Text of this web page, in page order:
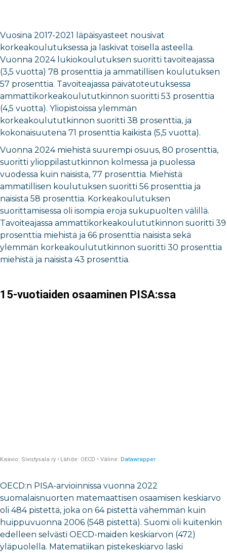
Vuosina 2017-2021 läpäisyasteet nousivat
korkeakoulutuksessa ja laskivat toisella asteella.
Vuonna 2024 lukiokoulutuksen suoritti tavoiteajassa
(3,5 vuotta) 78 prosenttia ja ammatillisen koulutuksen
57 prosenttia. Tavoiteajassa päivätoteutuksessa
ammattikorkeakoulututkinnon suoritti 53 prosenttia
(4,5 vuotta). Yliopistoissa ylemmän
korkeakoulututkinnon suoritti 38 prosenttia, ja
kokonaisuutena 71 prosenttia kaikista (5,5 vuotta).
Vuonna 2024 miehistä suurempi osuus, 80 prosenttia,
suoritti ylioppilastutkinnon kolmessa ja puolessa
vuodessa kuin naisista, 77 prosenttia. Miehistä
ammatillisen koulutuksen suoritti 56 prosenttia ja
naisista 58 prosenttia. Korkeakoulutuksen
suorittamisessa oli isompia eroja sukupuolten välillä.
Tavoiteajassa ammattikorkeakoulututkinnon suoritti 39
prosenttia miehistä ja 66 prosenttia naisista sekä
ylemmän korkeakoulututkinnon suoritti 30 prosenttia
miehistä ja naisista 43 prosenttia.
OECD:n PISA-arvioinnissa vuonna 2022
suomalaisnuorten matemaattisen osaamisen keskiarvo
oli 484 pistettä, joka on 64 pistettä vähemmän kuin
huippuvuonna 2006 (548 pistettä). Suomi oli kuitenkin
edelleen selvästi OECD-maiden keskiarvon (472)
yläpuolella. Matematiikan pistekeskiarvo laski